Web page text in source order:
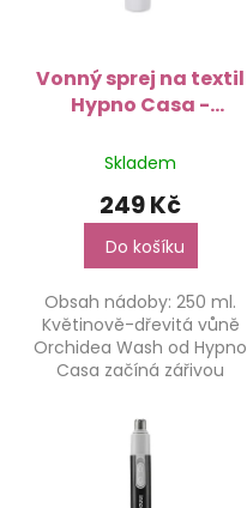
Vonný sprej na textil
Hypno Casa -
Skladem
249 Kč
Do košíku
Obsah nádoby: 250 ml.
Květinově-dřevitá vůně
Orchidea Wash od Hypno
Casa začíná zářivou